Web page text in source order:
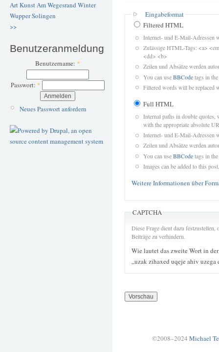
ArtKunstAm Wegesrand Winter
WupperSolingen
>>
Benutzeranmeldung
Benutzername: *
Passwort: *
Neues Passwort anfordern
Eingabeformat
Filtered HTML
Internet- und E-Mail-Adressen
Zulässige HTML-Tags: <a>
<dd> <b>
Zeilen und Absätze werden
You can useBBCodetags in
Filtered words will be replaced
Full HTML
Internal paths in double quotes,
with the appropriate absolute
Internet- und E-Mail-Adressen
Zeilen und Absätze werden
You can useBBCodetags in
Images can be added to this post.
Weitere Informationen über
CAPTCHA
Diese Frage dient dazu
Beiträge zu verhindern.
Wie lautet das zweite Wort in
„uzak zihaxed uqeje ahiv uzega
©2008–2024 Michael